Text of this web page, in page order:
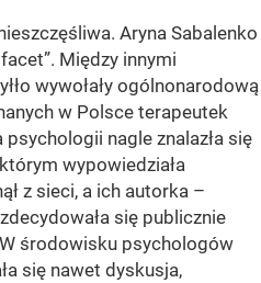
Aryna Sabalenko
Między innymi
wywołały ogólnonarodową
w Polsce terapeutek
nagle znalazła się
wypowiedziała
z sieci, a ich autorka –
się publicznie
środowisku psychologów
się nawet dyskusja,